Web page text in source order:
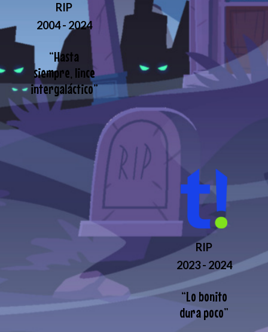
RIP
2004 - 2024
“Hasta
siempre, lince
intergaláctico”
RIP
2023 - 2024
“Lo bonito
dura poco”